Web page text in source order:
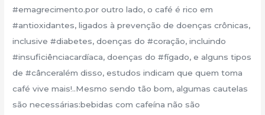
#emagrecimento.por outro lado, o café é rico em
#antioxidantes, ligados à prevenção de doenças crônicas,
inclusive #diabetes, doenças do #coração, incluindo
#insuficiênciacardíaca, doenças do #fígado, e alguns tipos
de #cânceralém disso, estudos indicam que quem toma
café vive mais!..Mesmo sendo tão bom, algumas cautelas
são necessárias:bebidas com cafeína não são